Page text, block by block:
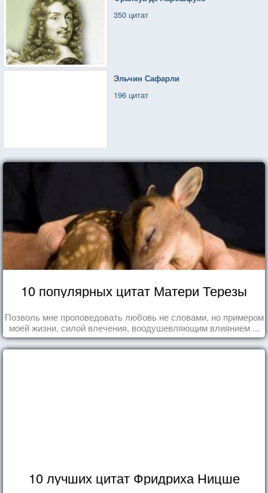
350 цитат
Эльчин Сафарли
196 цитат
10 популярных цитат Матери Терезы
Позволь мне проповедовать любовь не словами, но примером
моей жизни, силой влечения, воодушевляющим влиянием ...
10 лучших цитат Фридриха Ницше